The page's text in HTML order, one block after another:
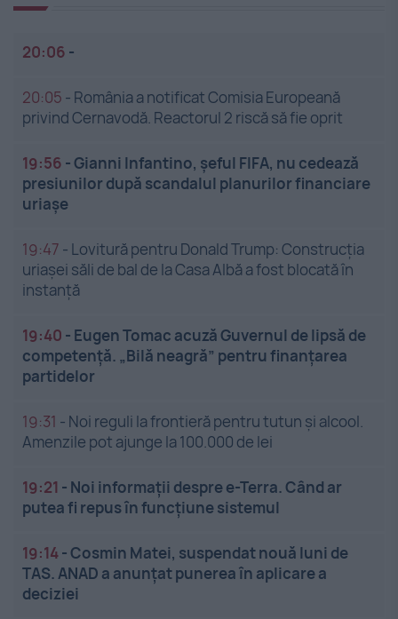
20:06 -
20:05 - România a notificat Comisia Europeană
privind Cernavodă. Reactorul 2 riscă să fie oprit
19:56 -Gianni Infantino, șeful FIFA, nu cedează
presiunilor după scandalul planurilor financiare
uriașe
19:47 - Lovitură pentru Donald Trump: Construcția
uriașei săli de bal de la Casa Albă a fost blocată în
instanță
19:40 - Eugen Tomac acuză Guvernul de lipsă de
competență. „Bilă neagră” pentru finanțarea
partidelor
19:31 - Noi reguli la frontieră pentru tutun și alcool.
Amenzile pot ajunge la 100.000 de lei
19:21 - Noi informații despre e-Terra. Când ar
putea fi repus în funcțiune sistemul
19:14-Cosmin Matei, suspendat nouă luni de
TAS. ANAD a anunțat punerea în aplicare a
deciziei